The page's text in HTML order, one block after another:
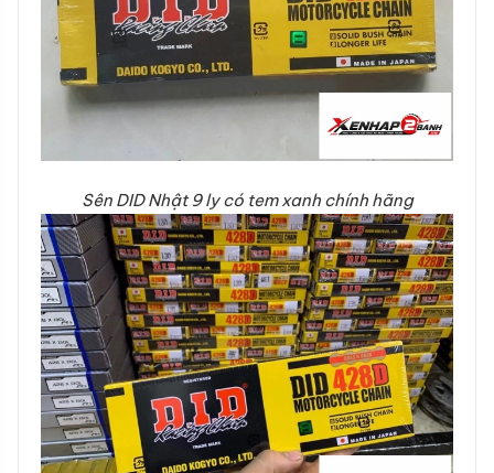
Sên DID Nhật 9 ly có tem xanh chính hãng